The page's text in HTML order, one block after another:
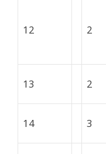
12 2
13 2
14 3